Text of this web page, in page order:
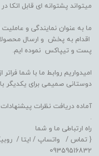
میتواند پشتوانه ای قابل
ما به عنوان نمایندگی و
اقدام به پخش و ارسال
پست و تیپاکس نموده ایم.
امیدواریم روابط ما با شما
دوستانی صمیمی برای یکدیگر
آماده دریافت نظرات
.
راه ارتباطی ما و شما
{ تماس / واتساپ / ایتا /
09359516832